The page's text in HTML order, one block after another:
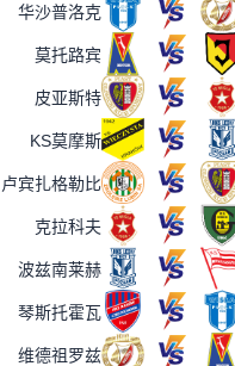
华沙普洛克
莫托路宾
皮亚斯特
KS莫摩斯
卢宾扎格勒比
克拉科夫
波兹南莱赫
琴斯托霍瓦
维德祖罗兹